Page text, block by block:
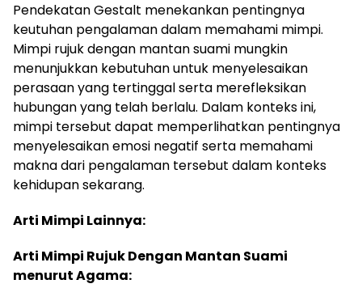
Pendekatan Gestalt menekankan pentingnya
keutuhan pengalaman dalam memahami mimpi.
Mimpi rujuk dengan mantan suami mungkin
menunjukkan kebutuhan untuk menyelesaikan
perasaan yang tertinggal serta merefleksikan
hubungan yang telah berlalu. Dalam konteks ini,
mimpi tersebut dapat memperlihatkan pentingnya
menyelesaikan emosi negatif serta memahami
makna dari pengalaman tersebut dalam konteks
kehidupan sekarang.
Arti Mimpi Lainnya:
Arti Mimpi Rujuk Dengan Mantan Suami
menurut Agama: